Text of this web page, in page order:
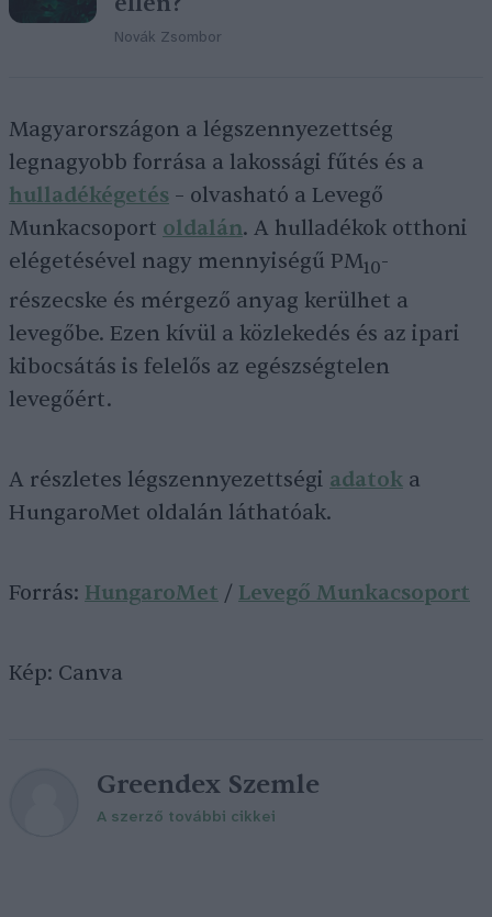
Novák Zsombor
Magyarországon a légszennyezettség
legnagyobb forrása a lakossági fűtés és a
hulladékégetés – olvasható a Levegő
Munkacsoport oldalán. A hulladékok otthoni
elégetésével nagy mennyiségű PM10-
részecske és mérgező anyag kerülhet a
levegőbe. Ezen kívül a közlekedés és az ipari
kibocsátás is felelős az egészségtelen
levegőért.
A részletes légszennyezettségi adatok a
HungaroMet oldalán láthatóak.
Forrás: HungaroMet / Levegő Munkacsoport
Kép: Canva
Greendex Szemle
A szerző további cikkei